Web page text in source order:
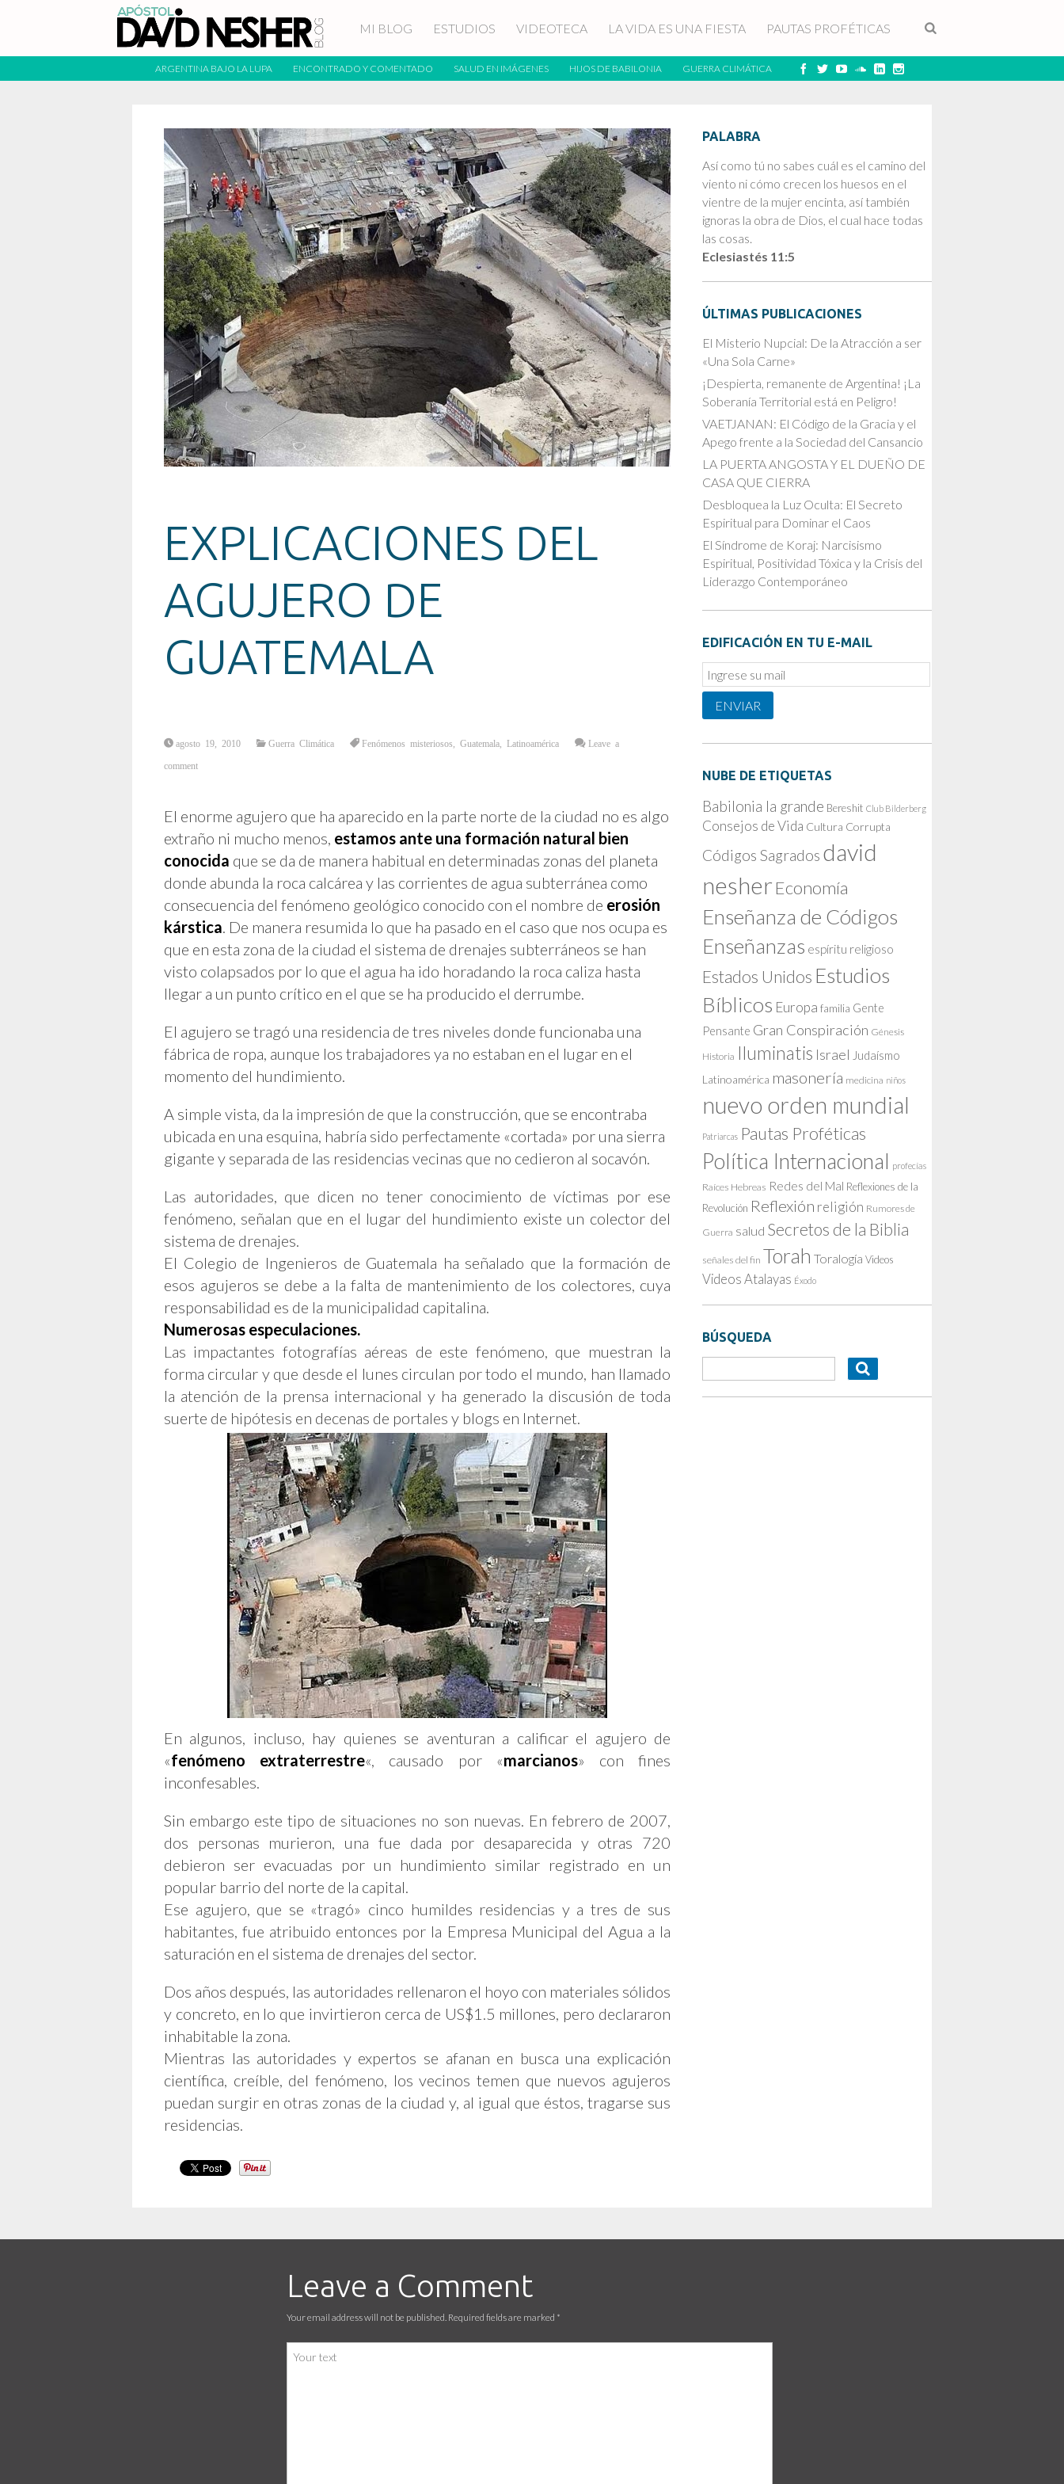
MI BLOG ESTUDIOS VIDEOTECA LA VIDA ES UNA FIESTA PAUTAS PROFÉTICAS
ARGENTINA BAJO LA LUPA ENCONTRADO Y COMENTADO SALUD EN IMÁGENES HIJOS DE BABILONIA GUERRA CLIMÁTICA
EXPLICACIONES DEL
AGUJERO DE
GUATEMALA
agosto 19, 2010 Guerra Climática Fenómenos misteriosos Guatemala Latinoamérica Leave a
comment
El enorme agujero que ha aparecido en la parte norte de la ciudad no es algo
extraño ni mucho menos, estamos ante una formación natural bien
conocida que se da de manera habitual en determinadas zonas del planeta
donde abunda la roca calcárea y las corrientes de agua subterránea como
consecuencia del fenómeno geológico conocido con el nombre de erosión
kárstica. De manera resumida lo que ha pasado en el caso que nos ocupa es
que en esta zona de la ciudad el sistema de drenajes subterráneos se han
visto colapsados por lo que el agua ha ido horadando la roca caliza hasta
llegar a un punto crítico en el que se ha producido el derrumbe.
El agujero se tragó una residencia de tres niveles donde funcionaba una
fábrica de ropa, aunque los trabajadores ya no estaban en el lugar en el
momento del hundimiento.
A simple vista, da la impresión de que la construcción, que se encontraba
ubicada en una esquina, habría sido perfectamente «cortada» por una sierra
gigante y separada de las residencias vecinas que no cedieron al socavón.
Las autoridades, que dicen no tener conocimiento de víctimas por ese
fenómeno, señalan que en el lugar del hundimiento existe un colector del
sistema de drenajes.
El Colegio de Ingenieros de Guatemala ha señalado que la formación de
esos agujeros se debe a la falta de mantenimiento de los colectores, cuya
responsabilidad es de la municipalidad capitalina.
Numerosas especulaciones.
Las impactantes fotografías aéreas de este fenómeno, que muestran la
forma circular y que desde el lunes circulan por todo el mundo, han llamado
la atención de la prensa internacional y ha generado la discusión de toda
suerte de hipótesis en decenas de portales y blogs en Internet.
En algunos, incluso, hay quienes se aventuran a calificar el agujero de
«fenómeno extraterrestre«, causado por «marcianos» con fines
inconfesables.
Sin embargo este tipo de situaciones no son nuevas. En febrero de 2007,
dos personas murieron, una fue dada por desaparecida y otras 720
debieron ser evacuadas por un hundimiento similar registrado en un
popular barrio del norte de la capital.
Ese agujero, que se «tragó» cinco humildes residencias y a tres de sus
habitantes, fue atribuido entonces por la Empresa Municipal del Agua a la
saturación en el sistema de drenajes del sector.
Dos años después, las autoridades rellenaron el hoyo con materiales sólidos
y concreto, en lo que invirtieron cerca de US$1.5 millones, pero declararon
inhabitable la zona.
Mientras las autoridades y expertos se afanan en busca una explicación
científica, creíble, del fenómeno, los vecinos temen que nuevos agujeros
puedan surgir en otras zonas de la ciudad y, al igual que éstos, tragarse sus
residencias.
PALABRA
Así como tú no sabes cuál es el camino del
viento ni cómo crecen los huesos en el
vientre de la mujer encinta, así también
ignoras la obra de Dios, el cual hace todas
las cosas.
Eclesiastés 11:5
ÚLTIMAS PUBLICACIONES
El Misterio Nupcial: De la Atracción a ser
«Una Sola Carne»
¡Despierta, remanente de Argentina! ¡La
Soberanía Territorial está en Peligro!
VAETJANAN: El Código de la Gracia y el
Apego frente a la Sociedad del Cansancio
LA PUERTA ANGOSTA Y EL DUEÑO DE
CASA QUE CIERRA
Desbloquea la Luz Oculta: El Secreto
Espiritual para Dominar el Caos
El Síndrome de Koraj: Narcisismo
Espiritual, Positividad Tóxica y la Crisis del
Liderazgo Contemporáneo
EDIFICACIÓN EN TU E-MAIL
Email
Subscription
ENVIAR
NUBE DE ETIQUETAS
Babilonia la grande Bereshit Club Bilderberg
Consejos de Vida Cultura Corrupta
Códigos Sagrados david
nesher Economía
Enseñanza de Códigos
Enseñanzas espíritu religioso
Estados Unidos Estudios
Bíblicos Europa familia Gente
Pensante Gran Conspiración Génesis
Historia Iluminatis Israel Judaísmo
Latinoamérica masonería medicina niños
nuevo orden mundial
Patriarcas Pautas Proféticas
Política Internacional profecías
Raíces Hebreas Redes del Mal Reflexiones de la
Revolución Reflexión religión Rumores de
Guerra salud Secretos de la Biblia
señales del fin Torah Toralogía Videos
Videos Atalayas Éxodo
BÚSQUEDA
Leave a Comment
Your email address will not be published. Required fields are marked *